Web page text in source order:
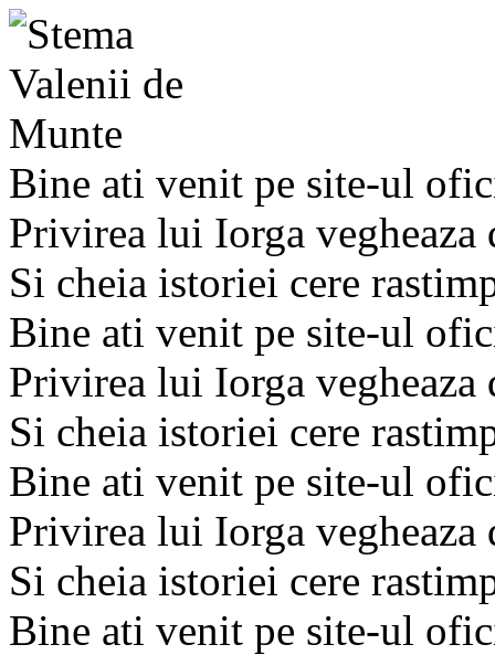
Bine ati venit pe site-ul
Privirea lui Iorga
Si cheia istoriei cere
Bine ati venit pe site-ul
Privirea lui Iorga
Si cheia istoriei cere
Bine ati venit pe site-ul
Privirea lui Iorga
Si cheia istoriei cere
Bine ati venit pe site-ul